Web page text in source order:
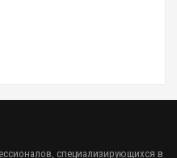
Тотоша"
специализирующихся в